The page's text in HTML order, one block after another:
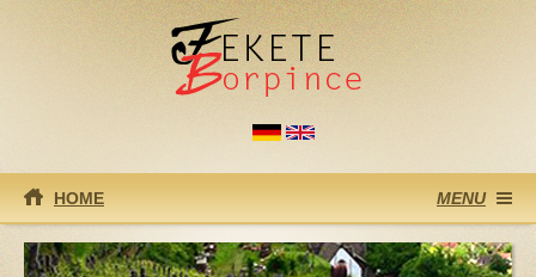
Ugrás a tartalomra
HOME MENU